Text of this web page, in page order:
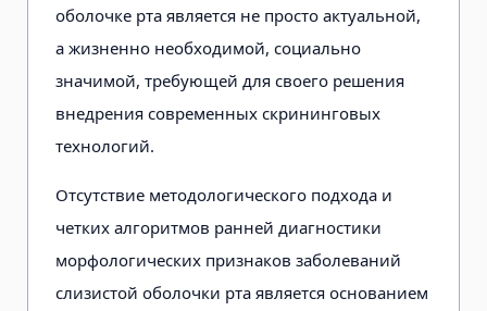
оболочке рта является не просто актуальной,
а жизненно необходимой, социально
значимой, требующей для своего решения
внедрения современных скрининговых
технологий.
Отсутствие методологического подхода и
четких алгоритмов ранней диагностики
морфологических признаков заболеваний
слизистой оболочки рта является основанием